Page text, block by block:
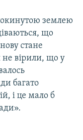
землею
що
стане
вірили, що у
багато
і це мало б